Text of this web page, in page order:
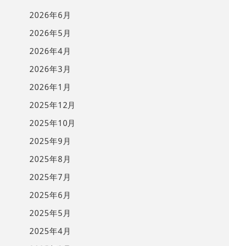
2026年6月
2026年5月
2026年4月
2026年3月
2026年1月
2025年12月
2025年10月
2025年9月
2025年8月
2025年7月
2025年6月
2025年5月
2025年4月